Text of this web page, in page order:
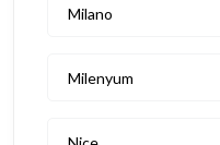
Milano
Milenyum